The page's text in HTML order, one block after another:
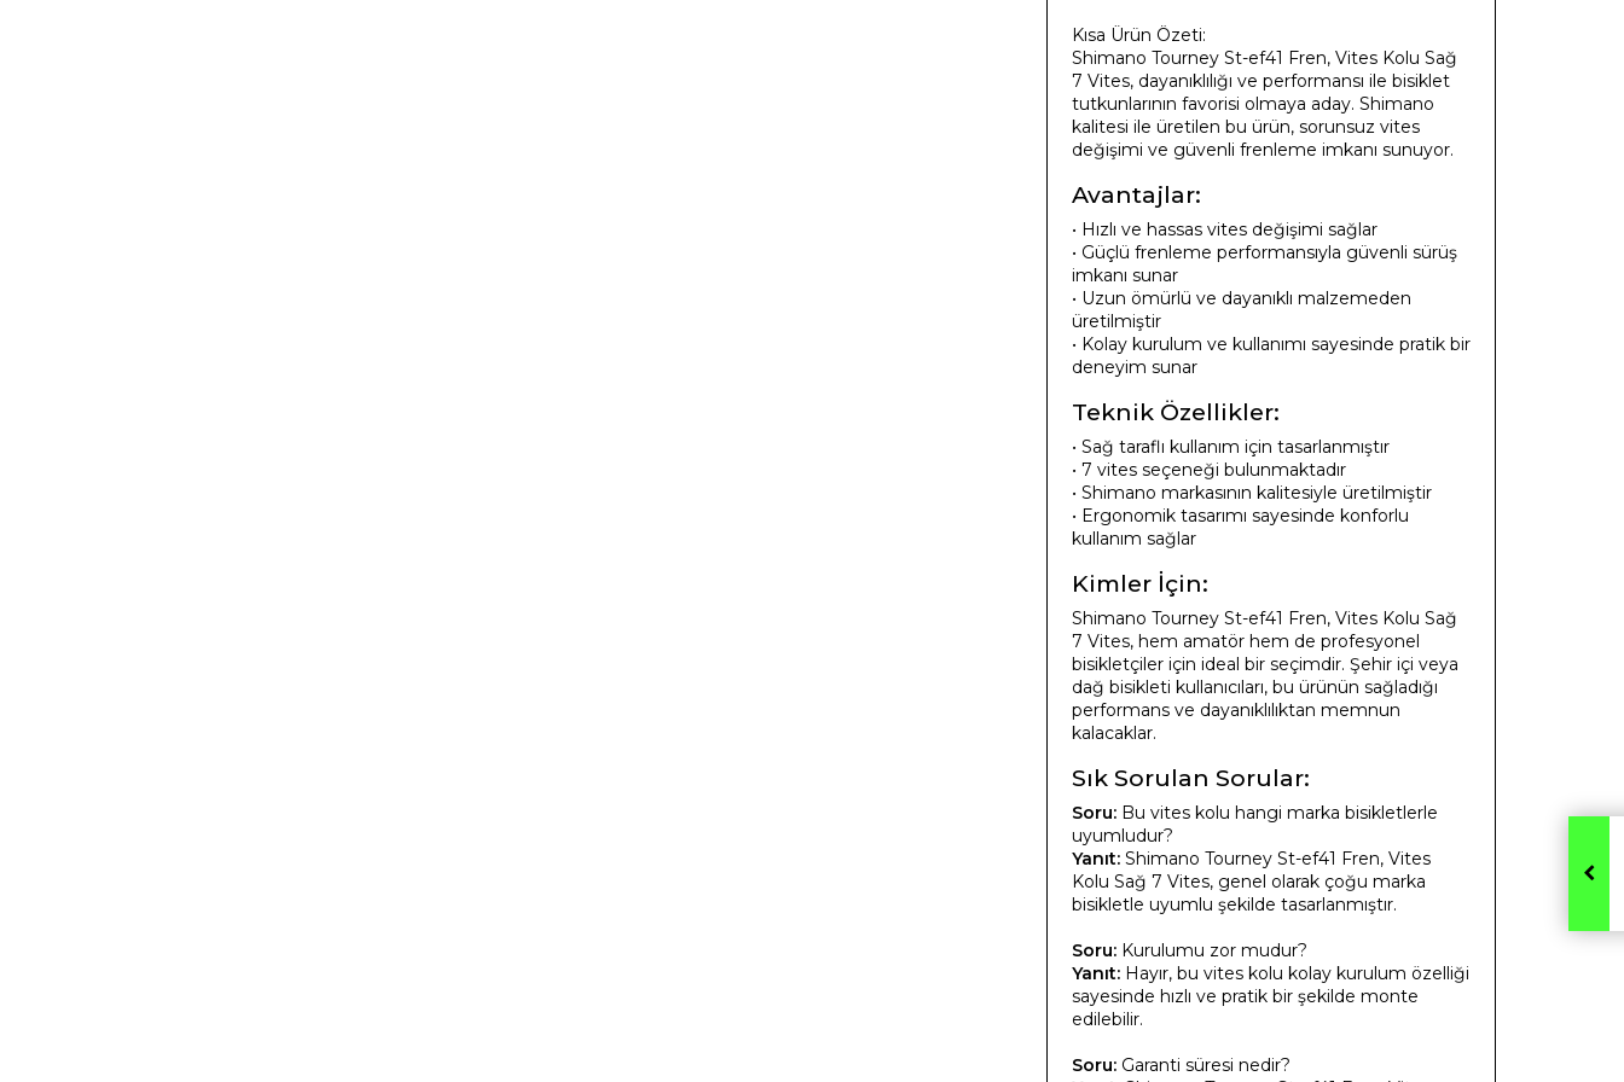
Kısa Ürün Özeti:
Shimano Tourney St-ef41 Fren, Vites Kolu Sağ
7 Vites, dayanıklılığı ve performansı ile bisiklet
tutkunlarının favorisi olmaya aday. Shimano
kalitesi ile üretilen bu ürün, sorunsuz vites
değişimi ve güvenli frenleme imkanı sunuyor.
Avantajlar:
• Hızlı ve hassas vites değişimi sağlar
• Güçlü frenleme performansıyla güvenli sürüş
imkanı sunar
• Uzun ömürlü ve dayanıklı malzemeden
üretilmiştir
• Kolay kurulum ve kullanımı sayesinde pratik bir
deneyim sunar
Teknik Özellikler:
• Sağ taraflı kullanım için tasarlanmıştır
• 7 vites seçeneği bulunmaktadır
• Shimano markasının kalitesiyle üretilmiştir
• Ergonomik tasarımı sayesinde konforlu
kullanım sağlar
Kimler İçin:
Shimano Tourney St-ef41 Fren, Vites Kolu Sağ
7 Vites, hem amatör hem de profesyonel
bisikletçiler için ideal bir seçimdir. Şehir içi veya
dağ bisikleti kullanıcıları, bu ürünün sağladığı
performans ve dayanıklılıktan memnun
kalacaklar.
Sık Sorulan Sorular:
Soru: Bu vites kolu hangi marka bisikletlerle
uyumludur?
Yanıt: Shimano Tourney St-ef41 Fren, Vites
Kolu Sağ 7 Vites, genel olarak çoğu marka
bisikletle uyumlu şekilde tasarlanmıştır.
Soru: Kurulumu zor mudur?
Yanıt: Hayır, bu vites kolu kolay kurulum özelliği
sayesinde hızlı ve pratik bir şekilde monte
edilebilir.
Soru: Garanti süresi nedir?